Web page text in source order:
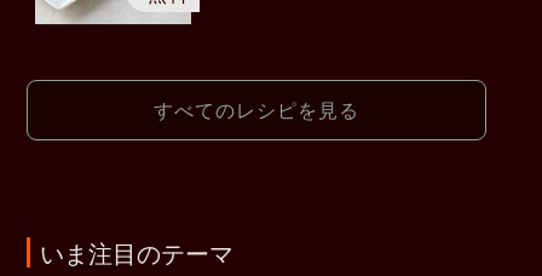
すべてのレシピを見る
いま注目のテーマ